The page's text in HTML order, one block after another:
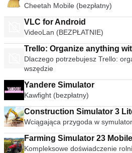
Cheetah Mobile (bezpłatny)
VLC for Android
VideoLan (BEZPŁATNIE)
Trello: Organize anything
Dlaczego potrzebujesz Trello:
wszędzie
Yandere Simulator
Kawfight (bezpłatny)
Construction Simulator 3
Wciągająca przygoda w
Farming Simulator 23 Mobile
Kompleksowe doświadczenie